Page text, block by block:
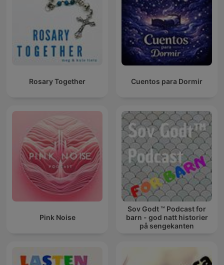
Rosary Together Cuentos para Dormir
Pink Noise
Sov Godt ™ Podcast for
barn - god natt historier
på sengekanten